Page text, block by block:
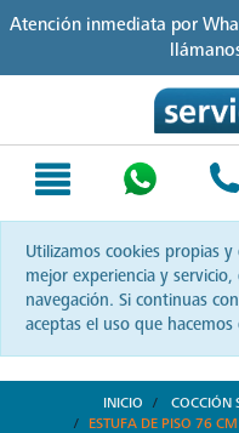
to
to
Atención inmediata por
Utilizamos cookies propias
mejor experiencia y
navegación. Si continuas
aceptas el uso que hacemos
INICIO COCCIÓN
ESTUFA DE PISO 76